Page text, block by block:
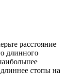
расстояние
длинного
стопы на